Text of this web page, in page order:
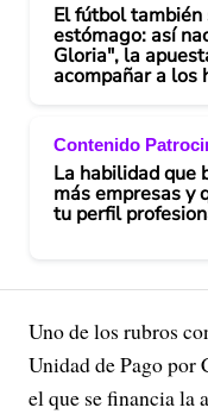
El fútbol
estómago: así
Gloria", la
acompañar a los
Contenido
La habilidad que
más empresas y
tu perfil
Uno de los rubros
Unidad de Pago por
el que se financia la